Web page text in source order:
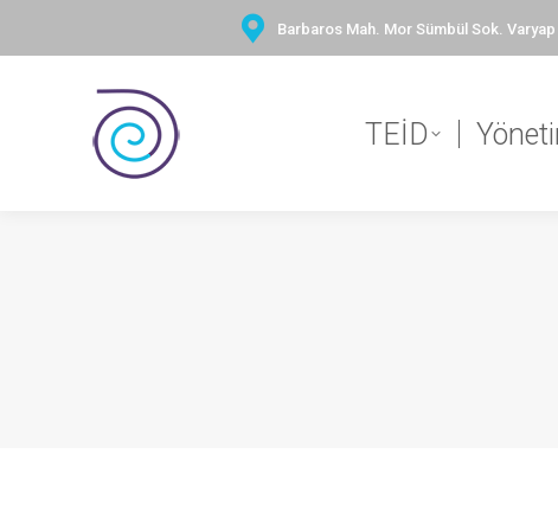
Barbaros Mah. Mor Sümbül Sok.
TEİD